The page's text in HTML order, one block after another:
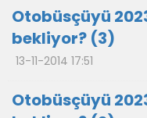
Otobüsçüyü
bekliyor? (3)
13-11-2014 17:51
Otobüsçüyü